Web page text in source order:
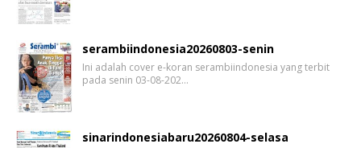
serambiindonesia20260803-senin
Ini adalah cover e-koran serambiindonesia yang terbit
pada senin 03-08-202…
sinarindonesiabaru20260804-selasa